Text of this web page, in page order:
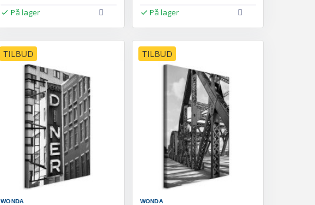
På lager På lager
TILBUD
WONDA
TILBUD
WONDA